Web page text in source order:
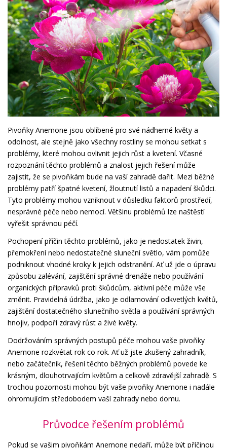
Pivoňky Anemone jsou oblíbené pro své nádherné květy a
odolnost, ale stejně jako všechny rostliny se mohou setkat s
problémy, které mohou ovlivnit jejich růst a kvetení. Včasné
rozpoznání těchto problémů a znalost jejich řešení může
zajistit, že se pivoňkám bude na vaší zahradě dařit. Mezi běžné
problémy patří špatné kvetení, žloutnutí listů a napadení škůdci.
Tyto problémy mohou vzniknout v důsledku faktorů prostředí,
nesprávné péče nebo nemocí. Většinu problémů lze naštěstí
vyřešit správnou péčí.
Pochopení příčin těchto problémů, jako je nedostatek živin,
přemokření nebo nedostatečné sluneční světlo, vám pomůže
podniknout vhodné kroky k jejich odstranění. Ať už jde o úpravu
způsobu zalévání, zajištění správné drenáže nebo používání
organických přípravků proti škůdcům, aktivní péče může vše
změnit. Pravidelná údržba, jako je odlamování odkvetlých květů,
zajištění dostatečného slunečního světla a používání správných
hnojiv, podpoří zdravý růst a živé květy.
Dodržováním správných postupů péče mohou vaše pivoňky
Anemone rozkvétat rok co rok. Ať už jste zkušený zahradník,
nebo začátečník, řešení těchto běžných problémů povede ke
krásným, dlouhotrvajícím květům a celkově zdravější zahradě. S
trochou pozornosti mohou být vaše pivoňky Anemone i nadále
ohromujícím středobodem vaší zahrady nebo domu.
Průvodce řešením problémů
Pokud se vašim pivoňkám Anemone nedaří, může být příčinou